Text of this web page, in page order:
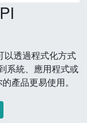
以透過程式化方式
系統、應用程式或
產品更易使用。